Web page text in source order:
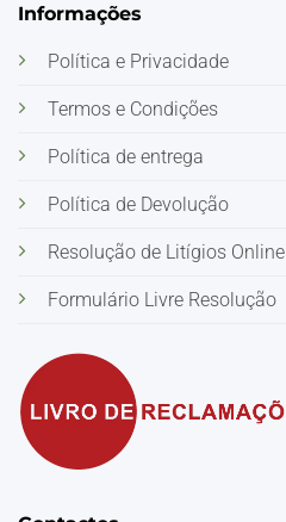
Informações
Política e Privacidade
Termos e Condições
Política de entrega
Política de Devolução
Resolução de Litígios Online
Formulário Livre Resolução